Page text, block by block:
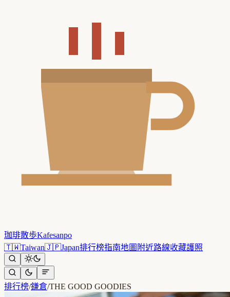
珈琲散歩Kafesanpo
🇹🇼Taiwan🇯🇵Japan排行榜指南地圖 附近路線收藏護照
排行榜/鎌倉/THE GOOD GOODIES